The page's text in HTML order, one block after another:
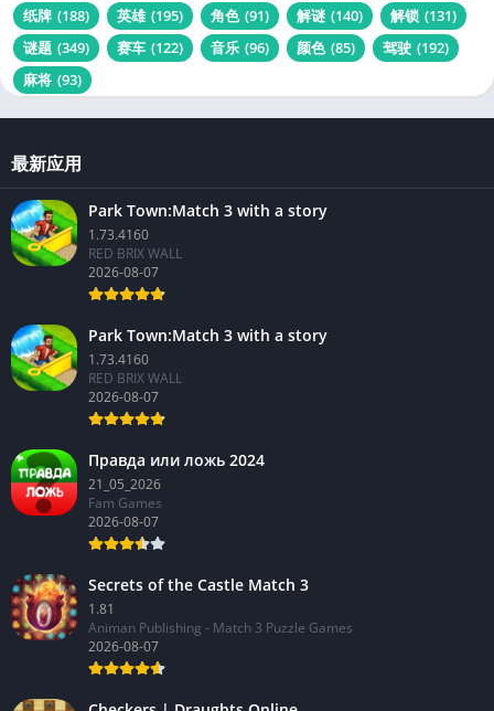
纸牌 (188) 英雄 (195) 角色 (91) 解谜 (140) 解锁 (131)
谜题 (349) 赛车 (122) 音乐 (96) 颜色 (85) 驾驶 (192)
麻将 (93)
最新应用
Park Town:Match 3 with a story
1.73.4160
RED BRIX WALL
2026-08-07
Park Town:Match 3 with a story
1.73.4160
RED BRIX WALL
2026-08-07
Правда или ложь 2024
21_05_2026
Fam Games
2026-08-07
Secrets of the Castle Match 3
1.81
Animan Publishing - Match 3 Puzzle Games
2026-08-07